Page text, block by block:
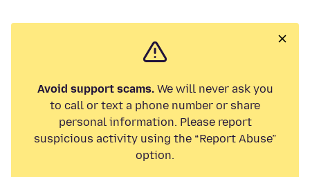
Avoid support scams.We will never ask you
to call or text a phone number or share
personal information. Please report
suspicious activity using the “Report Abuse”
option.